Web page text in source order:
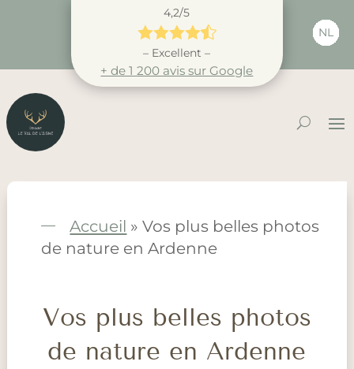
4,2/5

– Excellent –
+ de 1 200 avis sur Google
NL
Accueil »Vos plus belles photos
de nature en Ardenne
Vos plus belles photos
de nature en Ardenne